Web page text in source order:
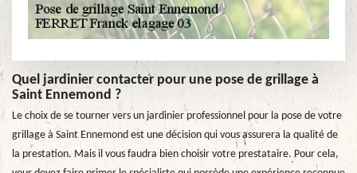
Quel jardinier contacter pour une pose de grillage à
Saint Ennemond ?
Le choix de se tourner vers un jardinier professionnel pour la pose de votre
grillage à Saint Ennemond est une décision qui vous assurera la qualité de
la prestation. Mais il vous faudra bien choisir votre prestataire. Pour cela,